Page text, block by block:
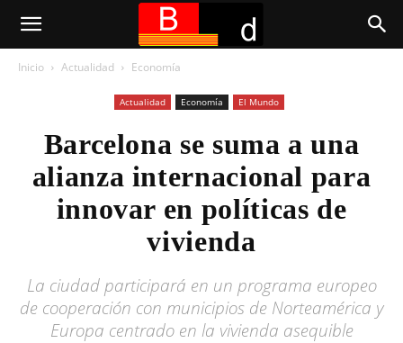
Inicio Actualidad Economía
Actualidad Economía El Mundo
Barcelona se suma a una
alianza internacional para
innovar en políticas de
vivienda
La ciudad participará en un programa europeo
de cooperación con municipios de Norteamérica y
Europa centrado en la vivienda asequible